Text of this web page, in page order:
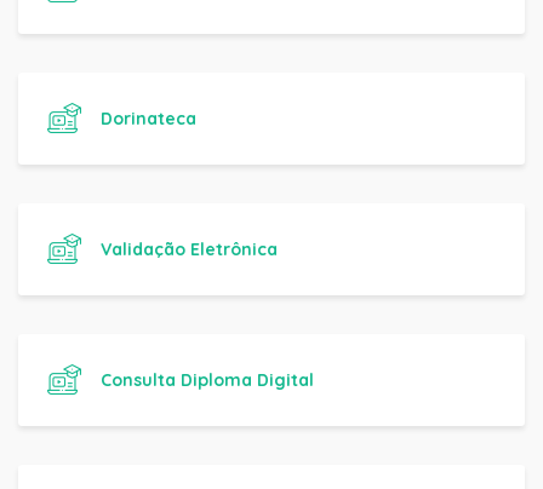
Dorinateca
Validação Eletrônica
Consulta Diploma Digital